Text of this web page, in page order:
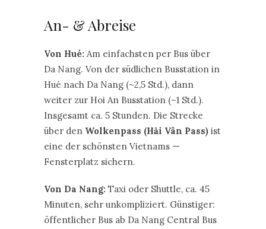
An- & Abreise
Von Hué: Am einfachsten per Bus über
Da Nang. Von der südlichen Busstation in
Hué nach Da Nang (~2,5 Std.), dann
weiter zur Hoi An Busstation (~1 Std.).
Insgesamt ca. 5 Stunden. Die Strecke
über den Wolkenpass (Hải Vân Pass) ist
eine der schönsten Vietnams —
Fensterplatz sichern.
Von Da Nang: Taxi oder Shuttle, ca. 45
Minuten, sehr unkompliziert. Günstiger:
öffentlicher Bus ab Da Nang Central Bus